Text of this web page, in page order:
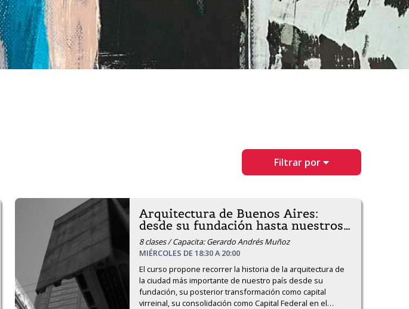
Filtrar por
Arquitectura de Buenos Aires:
desde su fundación hasta nuestros…
8 clases / Capacita: Gerardo Andrés Muñoz
MIÉRCOLES DE 18:30 A 20:00
El curso propone recorrer la historia de la arquitectura de
la ciudad más importante de nuestro país desde su
fundación, su posterior transformación como capital
virreinal, su consolidación como Capital Federal en el…